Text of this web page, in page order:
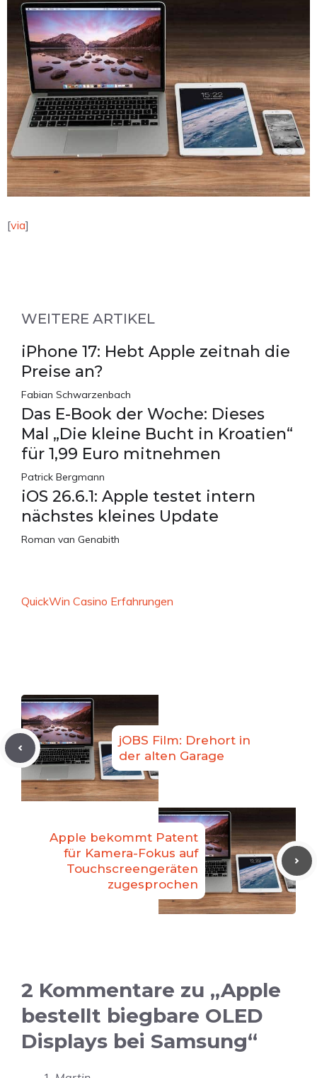
[via]
WEITERE ARTIKEL
iPhone 17: Hebt Apple zeitnah die
Preise an?
Fabian Schwarzenbach
Das E-Book der Woche: Dieses
Mal „Die kleine Bucht in Kroatien“
für 1,99 Euro mitnehmen
Patrick Bergmann
iOS 26.6.1: Apple testet intern
nächstes kleines Update
Roman van Genabith
QuickWin Casino Erfahrungen
jOBS Film: Drehort in
der alten Garage
Apple bekommt Patent
für Kamera-Fokus auf
Touchscreengeräten
zugesprochen
2 Kommentare zu „Apple
bestellt biegbare OLED
Displays bei Samsung“